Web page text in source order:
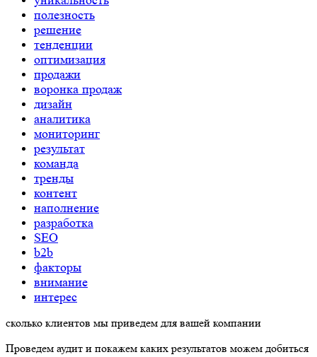
полезность
решение
тенденции
оптимизация
продажи
воронка продаж
дизайн
аналитика
мониторинг
результат
команда
тренды
контент
наполнение
разработка
SEO
b2b
факторы
внимание
интерес
сколько клиентов мы приведем для вашей компании
Проведем аудит и покажем каких результатов можем добиться